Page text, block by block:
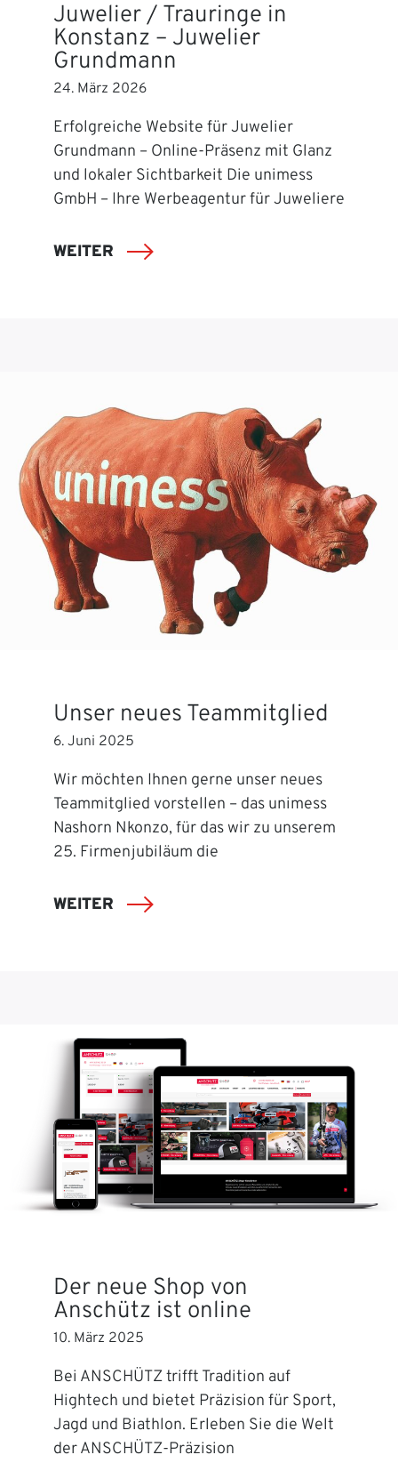
Juwelier / Trauringe in
Konstanz – Juwelier
Grundmann
24. März 2026
Erfolgreiche Website für Juwelier
Grundmann – Online-Präsenz mit Glanz
und lokaler Sichtbarkeit Die unimess
GmbH – Ihre Werbeagentur für Juweliere
WEITER
Unser neues Teammitglied
6. Juni 2025
Wir möchten Ihnen gerne unser neues
Teammitglied vorstellen – das unimess
Nashorn Nkonzo, für das wir zu unserem
25. Firmenjubiläum die
WEITER
Der neue Shop von
Anschütz ist online
10. März 2025
Bei ANSCHÜTZ trifft Tradition auf
Hightech und bietet Präzision für Sport,
Jagd und Biathlon. Erleben Sie die Welt
der ANSCHÜTZ-Präzision